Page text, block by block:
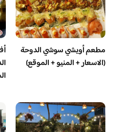
مطعم أويشي سوشي الدوحة
(الاسعار + المنيو + الموقع)